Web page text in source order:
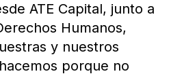
ATE Capital, junto a
Humanos,
y nuestros
porque no